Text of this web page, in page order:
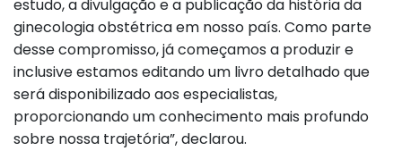
estudo, a divulgação e a publicação da história da
ginecologia obstétrica em nosso país. Como parte
desse compromisso, já começamos a produzir e
inclusive estamos editando um livro detalhado que
será disponibilizado aos especialistas,
proporcionando um conhecimento mais profundo
sobre nossa trajetória”, declarou.